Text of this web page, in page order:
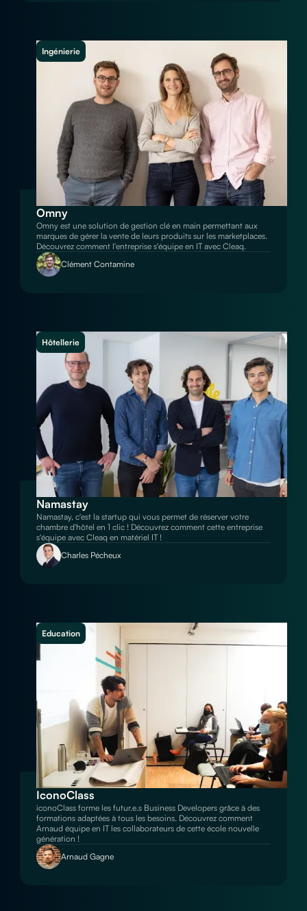
Ingénierie
Omny
Omny est une solution de gestion clé en main permettant aux
marques de gérer la vente de leurs produits sur les marketplaces.
Découvrez comment l'entreprise s'équipe en IT avec Cleaq.
Clément Contamine
Hôtellerie
Namastay
Namastay, c'est la startup qui vous permet de réserver votre
chambre d'hôtel en 1 clic ! Découvrez comment cette entreprise
s'équipe avec Cleaq en matériel IT !
Charles Pécheux
Education
IconoClass
iconoClass forme les futur.e.s Business Developers grâce à des
formations adaptées à tous les besoins. Découvrez comment
Arnaud équipe en IT les collaborateurs de cette école nouvelle
génération !
Arnaud Gagne